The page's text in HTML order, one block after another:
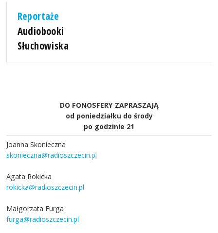
Reportaże
Audiobooki
Słuchowiska
DO FONOSFERY ZAPRASZAJĄ
od poniedziałku do środy
po godzinie 21
Joanna Skonieczna
skonieczna@radioszczecin.pl
Agata Rokicka
rokicka@radioszczecin.pl
Małgorzata Furga
furga@radioszczecin.pl